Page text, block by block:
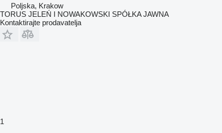
Poljska, Krakow
TORUS JELEŃ I NOWAKOWSKI SPÓŁKA JAWNA
Kontaktirajte prodavatelja
1